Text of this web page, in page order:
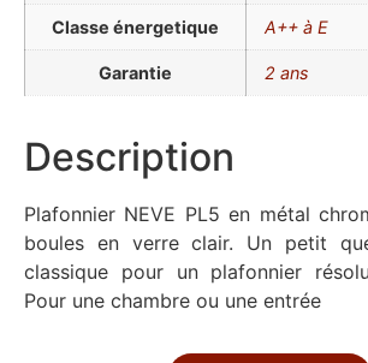
Classe énergetique A++ à E
Garantie 2 ans
Description
Plafonnier NEVE PL5 en métal
boules en verre clair. Un petit
classique pour un plafonnier
Pour une chambre ou une entrée